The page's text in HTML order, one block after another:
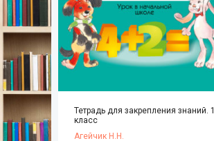
Тетрадь для закрепления знаний. 1
класс
Агейчик Н.Н.